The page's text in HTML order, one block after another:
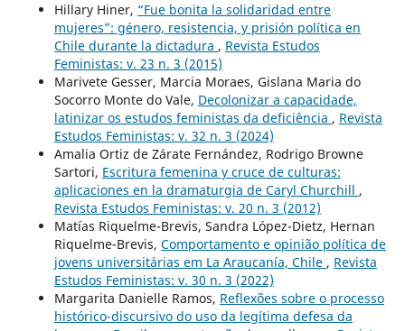
Hillary Hiner, “Fue bonita la solidaridad entre
mujeres”: género, resistencia, y prisión política en
Chile durante la dictadura , Revista Estudos
Feministas: v. 23 n. 3 (2015)
Marivete Gesser, Marcia Moraes, Gislana Maria do
Socorro Monte do Vale, Decolonizar a capacidade,
latinizar os estudos feministas da deficiência , Revista
Estudos Feministas: v. 32 n. 3 (2024)
Amalia Ortiz de Zárate Fernández, Rodrigo Browne
Sartori, Escritura femenina y cruce de culturas:
aplicaciones en la dramaturgia de Caryl Churchill ,
Revista Estudos Feministas: v. 20 n. 3 (2012)
Matías Riquelme-Brevis, Sandra López-Dietz, Hernan
Riquelme-Brevis, Comportamento e opinião política de
jovens universitárias em La Araucanía, Chile , Revista
Estudos Feministas: v. 30 n. 3 (2022)
Margarita Danielle Ramos, Reflexões sobre o processo
histórico-discursivo do uso da legítima defesa da